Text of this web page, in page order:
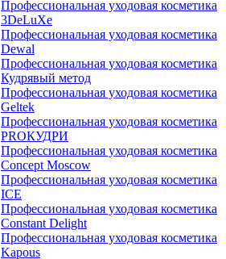
Профессиональная уходовая косметика
3DeLuXe
Профессиональная уходовая косметика
Dewal
Профессиональная уходовая косметика
Кудрявый метод
Профессиональная уходовая косметика
Geltek
Профессиональная уходовая косметика
PROКУДРИ
Профессиональная уходовая косметика
Concept Moscow
Профессиональная уходовая косметика
ICE
Профессиональная уходовая косметика
Constant Delight
Профессиональная уходовая косметика
Kapous